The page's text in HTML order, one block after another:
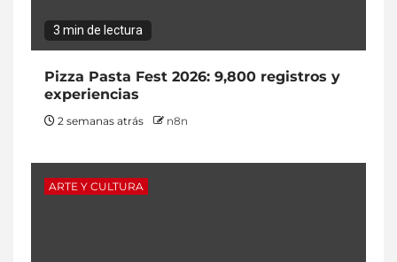
3 min de lectura
Pizza Pasta Fest 2026: 9,800 registros y
experiencias
2 semanas atrás n8n
ARTE Y CULTURA